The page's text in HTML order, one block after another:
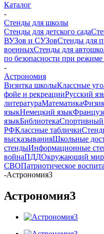
Каталог
-
Стенды для школы
Стенды для детского сада
ВУЗов и СУЗовСтенды для
военныхСтенды для
по безопасности при
-
Астрономия
Визитка школыКлассные
фойе и рекреацииРусский
литератураМатематика
языкНемецкий язык
языкБиблиотекаСпортивный
РФКлассные таблички
высказыванияШкольные
стендыИнформационные
войнаПДДОкружающий мир
СВОПатриотическое
-Астрономия3
Астрономия3